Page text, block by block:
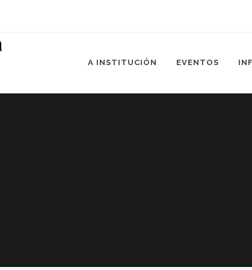
A INSTITUCIÓN EVENTOS